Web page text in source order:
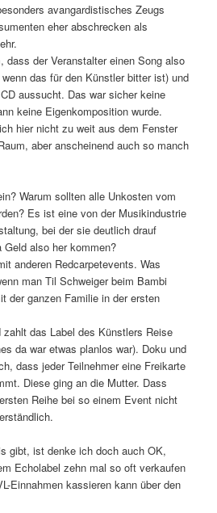
avangardistisches Zeugs
eher abschrecken als
dass der Veranstalter einen Song also
das für den Künstler bitter ist) und
aussucht. Das war sicher keine
keine Eigenkomposition wurde.
hier nicht zu weit aus dem Fenster
aber anscheinend auch so manch
Warum sollten alle Unkosten vom
Es ist eine von der Musikindustrie
bei der sie deutlich drauf
also her kommen?
anderen Redcarpetevents. Was
man Til Schweiger beim Bambi
der ganzen Familie in der ersten
das Label des Künstlers Reise
da war etwas planlos war). Doku und
dass jeder Teilnehmer eine Freikarte
Diese ging an die Mutter. Dass
Reihe bei so einem Event nicht
gibt, ist denke ich doch auch OK,
Echolabel zehn mal so oft verkaufen
Einnahmen kassieren kann über den